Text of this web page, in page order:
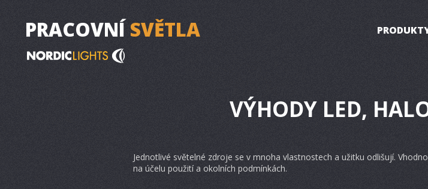
PRACOVNÍ SVĚTLA
VÝHODY LED,
Jednotlivé světelné zdroje se v mnoha vlastnostech a užitku odlišují.
na účelu použití a okolních podmínkách.